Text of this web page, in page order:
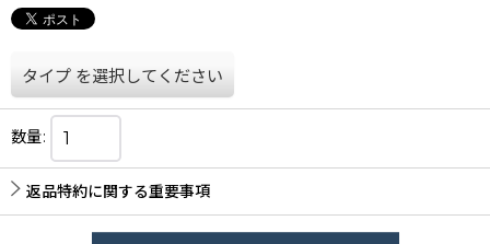
タイプ を選択してください
数量:
返品特約に関する重要事項